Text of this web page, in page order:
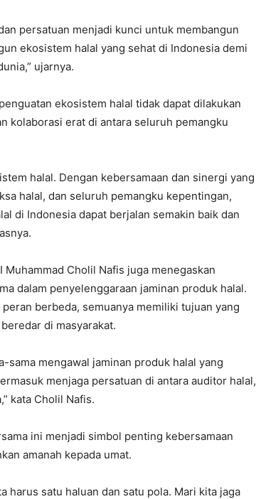
persatuan menjadi kunci untuk membangun
ekosistem halal yang sehat di Indonesia demi
ujarnya.
ekosistem halal tidak dapat dilakukan
kolaborasi erat di antara seluruh pemangku
halal. Dengan kebersamaan dan sinergi yang
halal, dan seluruh pemangku kepentingan,
di Indonesia dapat berjalan semakin baik dan
Muhammad Cholil Nafis juga menegaskan
dalam penyelenggaraan jaminan produk halal.
berbeda, semuanya memiliki tujuan yang
di masyarakat.
sama mengawal jaminan produk halal yang
menjaga persatuan di antara auditor halal,
kata Cholil Nafis.
ini menjadi simbol penting kebersamaan
amanah kepada umat.
harus satu haluan dan satu pola. Mari kita jaga